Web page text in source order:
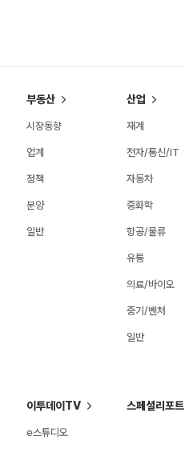
부동산
시장동향
업계
정책
분양
일반
산업
재계
전자/통신/IT
자동차
중화학
항공/물류
유통
의료/바이오
중기/벤처
일반
이투데이TV
e스튜디오
스페셜리포트